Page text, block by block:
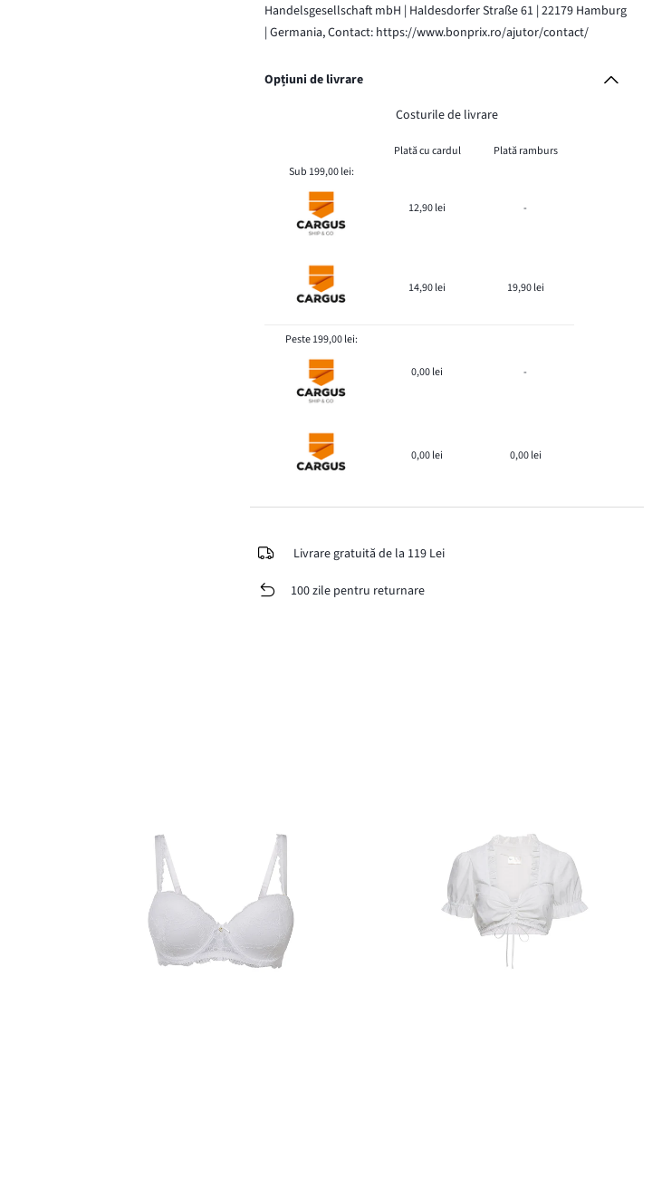
Handelsgesellschaft mbH | Haldesdorfer Straße 61 | 22179 Hamburg
| Germania, Contact: https://www.bonprix.ro/ajutor/contact/
Opțiuni de livrare
Costurile de livrare
Plată cu cardul
Plată ramburs
Sub 199,00 lei:
12,90 lei -
14,90 lei 19,90 lei
Peste 199,00 lei:
0,00 lei -
0,00 lei 0,00 lei
Livrare gratuită de la 119 Lei
100 zile pentru returnare